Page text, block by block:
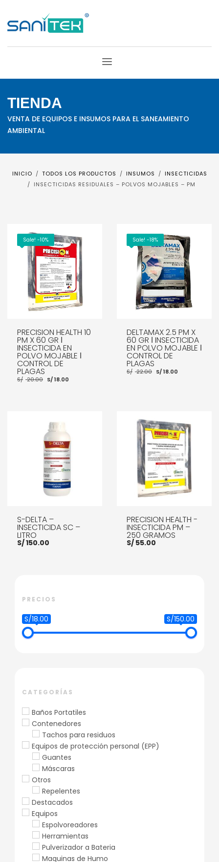
TIENDA
VENTA DE EQUIPOS E INSUMOS PARA EL SANEAMIENTO
AMBIENTAL
INICIO TODOS LOS PRODUCTOS INSUMOS
INSECTICIDAS
INSECTICIDAS RESIDUALES – POLVOS MOJABLES – PM
Sale! -10%
PRECISION HEALTH 10
PM X 60 GR ǀ
INSECTICIDA EN
POLVO MOJABLE ǀ
CONTROL DE
PLAGAS
S/ 20.00 El
precio
S/18.00
AÑADIR AL CARRITO
Sale! -18%
DELTAMAX 2.5 PM X
60 GR ǀ INSECTICIDA
EN POLVO MOJABLE ǀ
CONTROL DE
PLAGAS
S/ 22.00 El
precio
S/18.00
S-DELTA –
INSECTICIDA SC –
LITRO
S/150.00
PRECISION HEALTH -
INSECTICIDA PM –
250 GRAMOS
S/ 55.00
PRECIOS
S/18.00 S/150.00
CATEGORÍAS
Baños Portatiles
Contenedores
Tachos para residuos
Equipos de protección personal (EPP)
Guantes
Máscaras
Otros
Repelentes
Destacados
Equipos
Espolvoreadores
Herramientas
Pulverizador a Bateria
Maquinas de Humo